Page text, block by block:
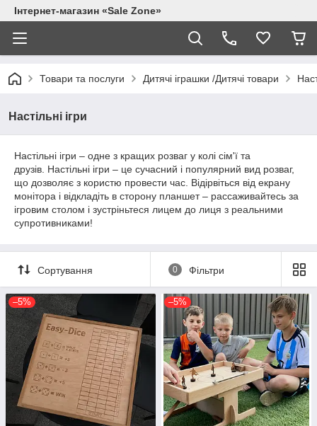
Інтернет-магазин «Sale Zone»
Товари та послуги Дитячі іграшки /Дитячі товари
Настільні ігри
Настільні ігри – одне з кращих розваг у колі сім'ї та
друзів. Настільні ігри – це сучасний і популярний вид розваг,
що дозволяє з користю провести час. Відірвіться від екрану
монітора і відкладіть в сторону планшет – рассаживайтесь за
ігровим столом і зустріньтеся лицем до лиця з реальними
супротивниками!
Сортування 0 Фільтри
–5% –5%